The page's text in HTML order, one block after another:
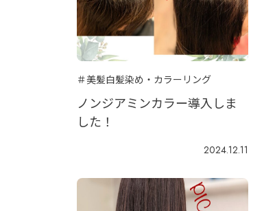
＃美髪白髪染め・カラーリング
ノンジアミンカラー導入しま
した！
2024.12.11